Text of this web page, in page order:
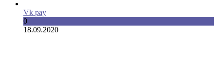
Vk pay
0
18.09.2020